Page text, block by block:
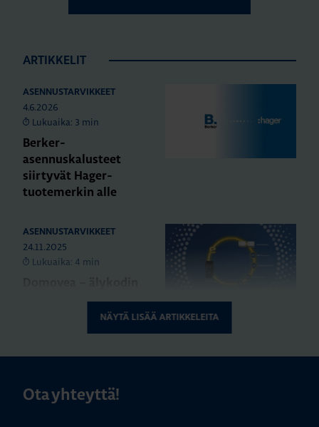
ARTIKKELIT
ASENNUSTARVIKKEET
4.6.2026
Lukuaika: 3 min
Berker-
asennuskalusteet
siirtyvät Hager-
tuotemerkin alle
ASENNUSTARVIKKEET
24.11.2025
Lukuaika: 4 min
toiminnot yhdessä
järjestelmässä
ASENNUSTARVIKKEET
Matter – uusi
NÄYTÄ LISÄÄ ARTIKKELEITA
Ota yhteyttä!